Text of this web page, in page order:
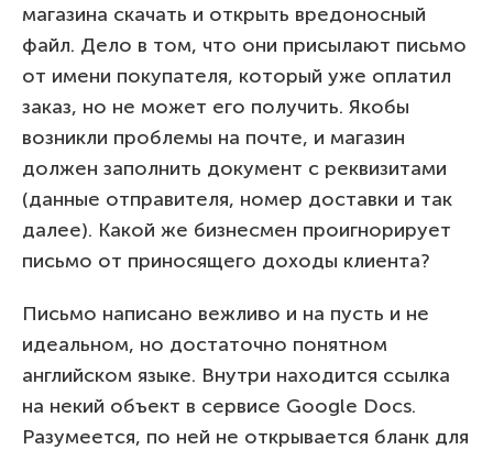
магазина скачать и открыть вредоносный
файл. Дело в том, что они присылают письмо
от имени покупателя, который уже оплатил
заказ, но не может его получить. Якобы
возникли проблемы на почте, и магазин
должен заполнить документ с реквизитами
(данные отправителя, номер доставки и так
далее). Какой же бизнесмен проигнорирует
письмо от приносящего доходы клиента?
Письмо написано вежливо и на пусть и не
идеальном, но достаточно понятном
английском языке. Внутри находится ссылка
на некий объект в сервисе Google Docs.
Разумеется, по ней не открывается бланк для